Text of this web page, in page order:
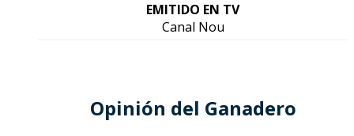
EMITIDO EN TV
Canal Nou
Opinión del Ganadero